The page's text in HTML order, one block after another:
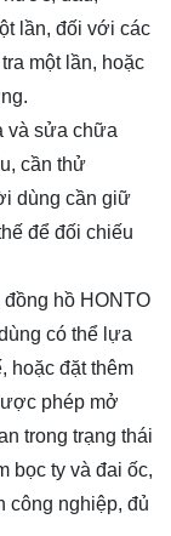
lần, đối với các
một lần, hoặc
và sửa chữa
cần thử
dùng cần giữ
để đối chiếu
đồng hồ HONTO
có thể lựa
hoặc đặt thêm
phép mở
trong trạng thái
bọc ty và đai ốc,
công nghiệp, đủ